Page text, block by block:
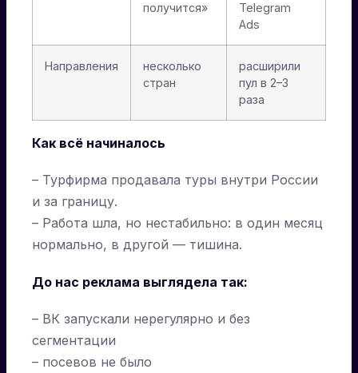
получится»
Telegram
Ads
Направления
несколько
стран
расширили
пул в 2–3
раза
Как всё начиналось
– Турфирма продавала туры внутри России
и за границу.
– Работа шла, но нестабильно: в один месяц
нормально, в другой — тишина.
До нас реклама выглядела так:
– ВК запускали нерегулярно и без
сегментации
– посевов не было